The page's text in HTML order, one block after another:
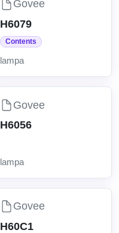
Govee
H6079
Contents
lampa
Govee
H6056
lampa
Govee
H60C1